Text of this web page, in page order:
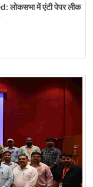
में एंटी पेपर लीक